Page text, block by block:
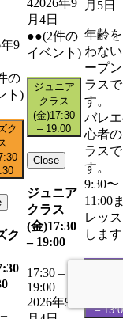
9
の
ト)
ク
ク
–
42026年9
月4日
●●(2件の
イベント)
ジュニア
クラス
(金)17:30
– 19:00
Close
ジュニア
クラス
(金)17:30
– 19:00
17:30 –
19:00
2026年9
月5日
年齢
わな
ープ
ラスで
す。
バレ
心者
ラスで
す。
9:30〜
11:00
レッ
しま
–